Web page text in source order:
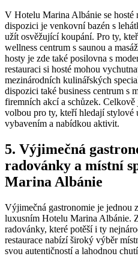
V Hotelu Marina‌ Albánie se ⁤hosté
⁤dispozici ⁤je venkovní⁤ bazén‌ s⁢
užít osvěžující ‌koupání.‌ Pro⁤ ty,
wellness centrum s saunou⁣ a
hosty je zde‍ také‍ posilovna⁤ s
restauraci si hosté mohou
mezinárodních kulinářských
dispozici také business centrum s
firemních akcí a schůzek.
volbou pro ty, kteří hledají
vybavením a nabídkou aktivit.
5. Výjimečná
radovánky⁢ a místní
Marina ‌Albánie
Výjimečná gastronomie je jednou
luxusním Hotelu‌ Marina Albánie.
radovánky, které potěší‌ i ⁣ty
restaurace‍ nabízí široký výběr
svou‌ autentičností a ⁣lahodnou